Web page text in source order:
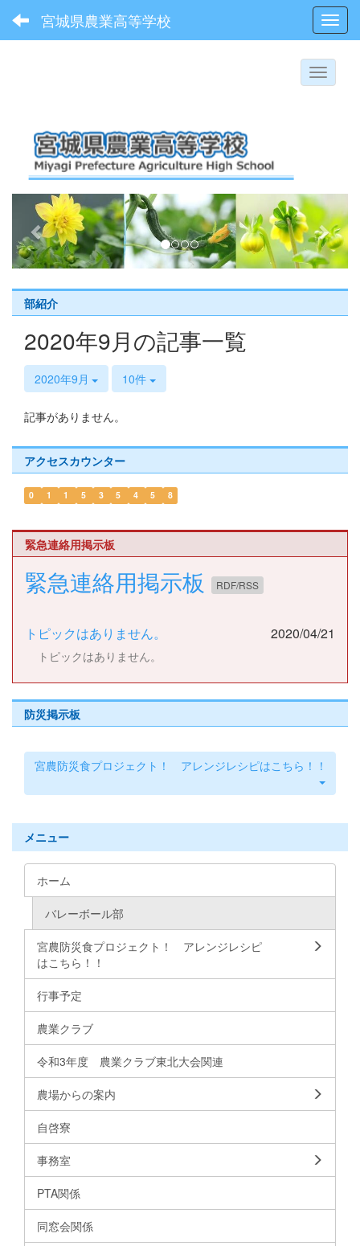
宮城県農業高等学校
p
r
e
v
i
o
u
s
n
e
x
t
部紹介
2020年9月の記事一覧
2020年9月 10件
記事がありません。
アクセスカウンター
0 1 1 5 3 5 4 5 8
緊急連絡用掲示板
緊急連絡用掲示板 RDF/RSS
トピックはありません。 2020/04/21
トピックはありません。
防災掲示板
宮農防災食プロジェクト！ アレンジレシピはこちら！！
メニュー
ホーム
バレーボール部
宮農防災食プロジェクト！ アレンジレシピ
はこちら！！
行事予定
農業クラブ
令和3年度 農業クラブ東北大会関連
農場からの案内
自啓寮
事務室
PTA関係
同窓会関係